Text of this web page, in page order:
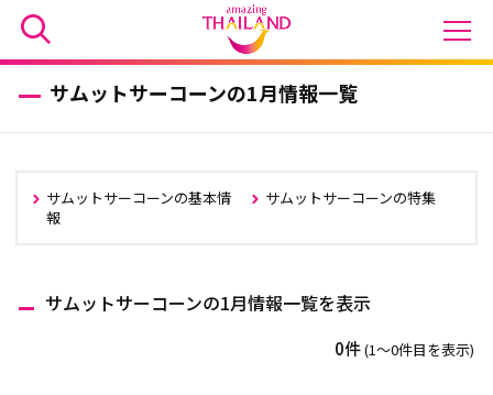
サムットサーコーンの1月情報一覧
サムットサーコーンの基本情
報
サムットサーコーンの特集
サムットサーコーンの1月情報一覧を表示
0件(1〜0件目を表示)